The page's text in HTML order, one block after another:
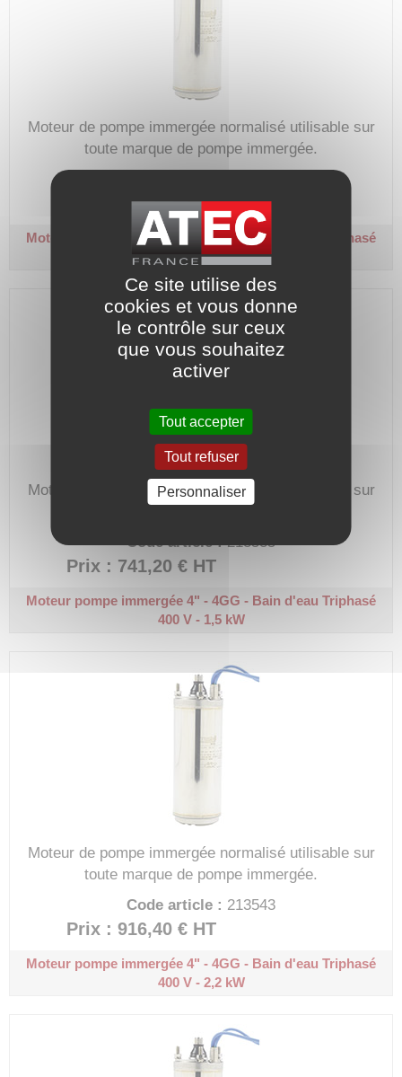
Moteur de pompe immergée normalisé utilisable sur
toute marque de pompe immergée.
Prix : 649,90 €HT
Moteur pompe immergée 4" - 4GG - Bain d'eau
Triphasé
400 V - 1,1 kW
Moteur de pompe immergée normalisé utilisable sur
Code article :213535
Prix : 741,20 € HT
Moteur pompe immergée 4" - 4GG - Bain d'eau Triphasé
400 V - 1,5 kW
Moteur de pompe immergée normalisé utilisable sur
toute marque de pompe immergée.
Code article : 213543
Prix : 916,40 € HT
Moteur pompe immergée 4" - 4GG - Bain d'eau Triphasé
400 V - 2,2 kW
Ce site utilise des
cookies et vous donne
le contrôle sur ceux
que vous souhaitez
activer
Tout accepter
Tout refuser
Personnaliser